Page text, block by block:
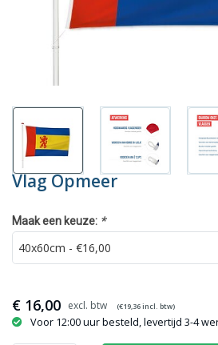
Vlag Opmeer
Maak een keuze: *
€ 16,00 (€19,36incl. btw)
Voor 12:00 uur besteld, levertijd 3-4